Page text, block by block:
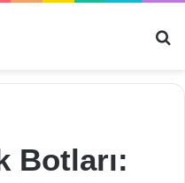
Botları: